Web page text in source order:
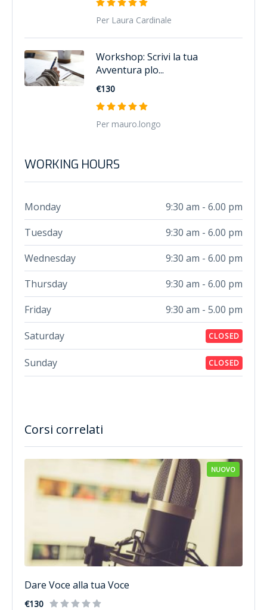
Corsi correlati
NUOVO
Dare Voce alla tua Voce
€130
Per Laura Cardinale
Workshop: Scrivi la tua
Avventura plo...
€130
Per mauro.longo
WORKING HOURS
Monday
9:30 am - 6.00 pm
Tuesday
9:30 am - 6.00 pm
Wednesday
9:30 am - 6.00 pm
Thursday
9:30 am - 6.00 pm
Friday
9:30 am - 5.00 pm
Saturday
CLOSED
Sunday CLOSED